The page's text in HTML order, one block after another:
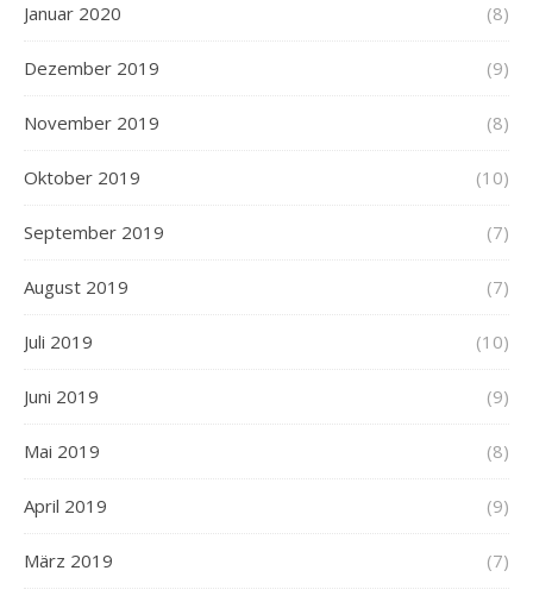
Januar 2020 (8)
Dezember 2019 (9)
November 2019 (8)
Oktober 2019 (10)
September 2019 (7)
August 2019 (7)
Juli 2019 (10)
Juni 2019 (9)
Mai 2019 (8)
April 2019 (9)
März 2019 (7)